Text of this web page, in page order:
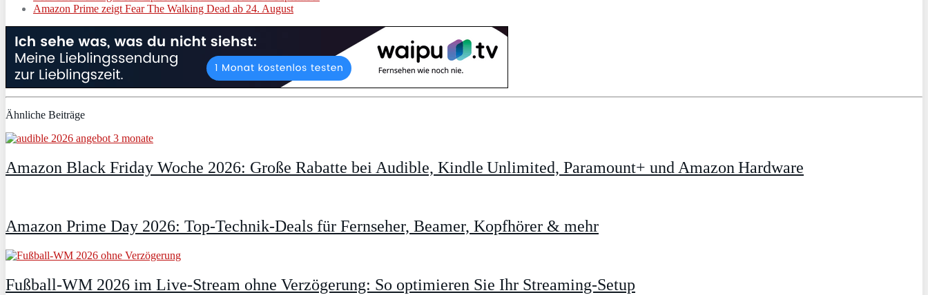
Amazon Prime zeigt Fear The Walking Dead ab 24. August
Ähnliche Beiträge
Amazon Black Friday Woche 2026: Große Rabatte bei Audible, Kindle Unlimited, Paramount+ und Amazon Hardware
Amazon Prime Day 2026: Top-Technik-Deals für Fernseher, Beamer, Kopfhörer & mehr
Fußball-WM 2026 im Live-Stream ohne Verzögerung: So optimieren Sie Ihr Streaming-Setup